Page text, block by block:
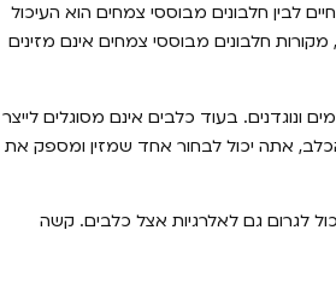
לבין חלבונים מבוססי צמחים הוא העיכול
חלבונים מבוססי צמחים אינם מזינים
ונוגדנים. בעוד כלבים אינם מסוגלים לייצר
אתה יכול לבחור אחד שמזין ומספק את
לגרום גם לאלרגיות אצל כלבים. קשה